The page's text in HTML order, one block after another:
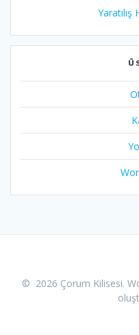
Yaratılış
© 2026 Çorum Kilisesi.